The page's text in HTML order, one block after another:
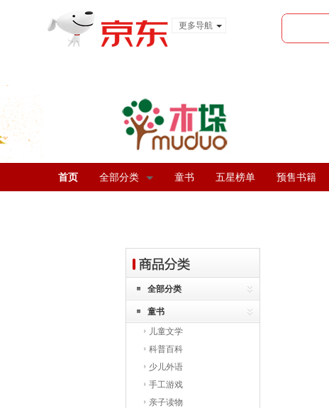
更多导航
首页 全部分类 童书 五星榜单 预售书籍
全部分类
童书
儿童文学
科普百科
少儿外语
手工游戏
亲子读物